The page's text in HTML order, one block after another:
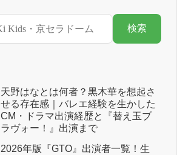
検索
天野はなとは何者？黒木華を想起さ
せる存在感｜バレエ経験を生かした
CM・ドラマ出演経歴と『替え玉ブ
ラヴォー！』出演まで
2026年版『GTO』出演者一覧！生